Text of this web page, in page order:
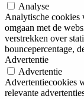
Analyse
Analytische cookies
omgaan met de
verstrekken over
bouncepercentage,
Advertentie
Advertentie
Advertentiecookies
relevante